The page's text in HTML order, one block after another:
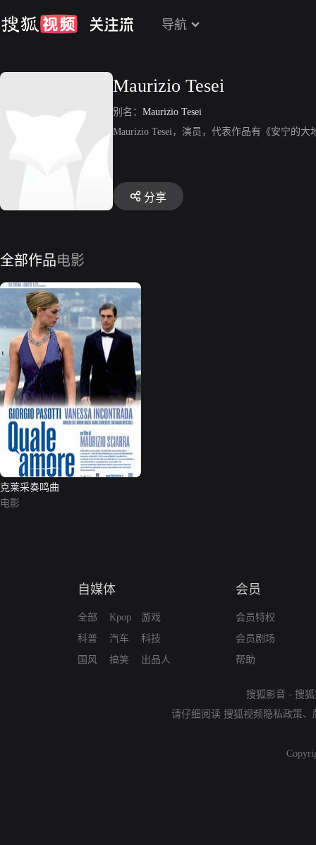
导航
Maurizio Tesei
别名： Maurizio Tesei
Maurizio Tesei，演员，代表作品有《安宁的大
分享
全部作品电影
克莱采奏鸣曲
电影
自媒体
全部
科普
国风
Kpop
汽车
搞笑
游戏
科技
出品人
会员
会员特权
会员剧场
帮助
搜狐影音 - 搜
请仔细阅读 搜狐视频隐私政策、